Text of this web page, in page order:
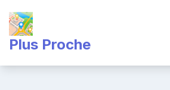
content
Plus Proche